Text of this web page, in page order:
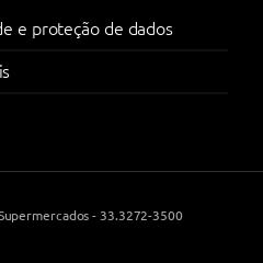
e proteção de dados
- 33.3272-3500